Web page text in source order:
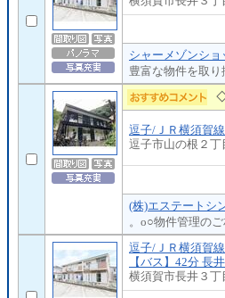
シャーメゾンシ
豊富な物件を取
逗子/ＪＲ横須賀
逗子市山の根２丁
(株)エステートシ
。o○物件管理の
逗子/ＪＲ横須賀線
【バス】42分 長
横須賀市長井３丁